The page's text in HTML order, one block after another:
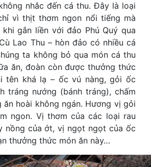
nhắc đến cá thu. Đây là loại
vì thịt thơm ngon nổi tiếng mà
gắn liền với đảo Phú Quý qua
Lao Thu – hòn đảo có nhiều cá
ta không bỏ qua món cá thu
ăn, đoàn còn được thưởng thức
tên khá lạ – ốc vú nàng, gỏi ốc
tráng nướng (bánh tráng), chấm
ăn hoài không ngán. Hương vị gỏi
ngon. Vị thơm của các loại rau
nồng của ớt, vị ngọt ngọt của ốc
thưởng thức món ăn này…